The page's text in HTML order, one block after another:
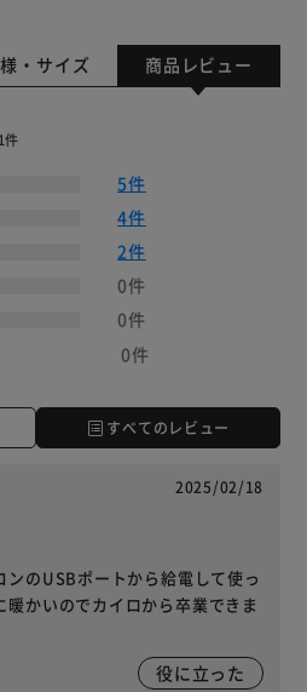
・サイズ 商品レビュー
件
5件
4件
2件
0件
0件
0件
すべてのレビュー
2025/02/18
のUSBポートから給電して使っ
かいのでカイロから卒業できま
役に立った